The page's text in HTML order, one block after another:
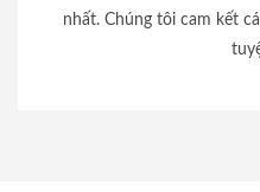
nhất. Chúng tôi cam kết